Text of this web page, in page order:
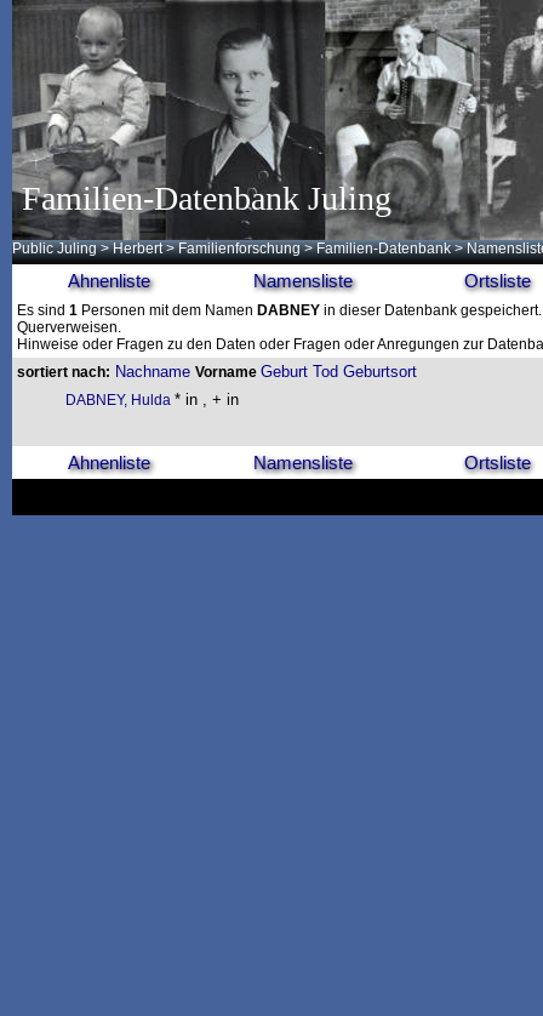
Familien-Datenbank Juling
Public Juling >Herbert >Familienforschung >Familien-Datenbank >
Ahnenliste Namensliste Ortsliste
Es sind 1 Personen mit dem Namen DABNEY in dieser Datenbank
Querverweisen.
Hinweise oder Fragen zu den Daten oder Fragen oder Anregungen zur
sortiert nach: Nachname Vorname Geburt Tod Geburtsort
DABNEY, Hulda * in , + in
Ahnenliste Namensliste Ortsliste